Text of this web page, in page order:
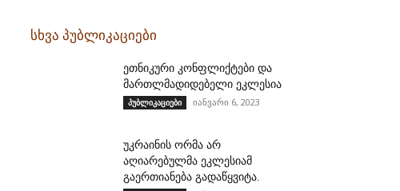
სხვა პუბლიკაციები
ეთნიკური კონფლიქტები და
მართლმადიდებელი ეკლესია
პუბლიკაციები იანვარი 6, 2023
უკრაინის ორმა არ
აღიარებულმა ეკლესიამ
გაერთიანება გადაწყვიტა.